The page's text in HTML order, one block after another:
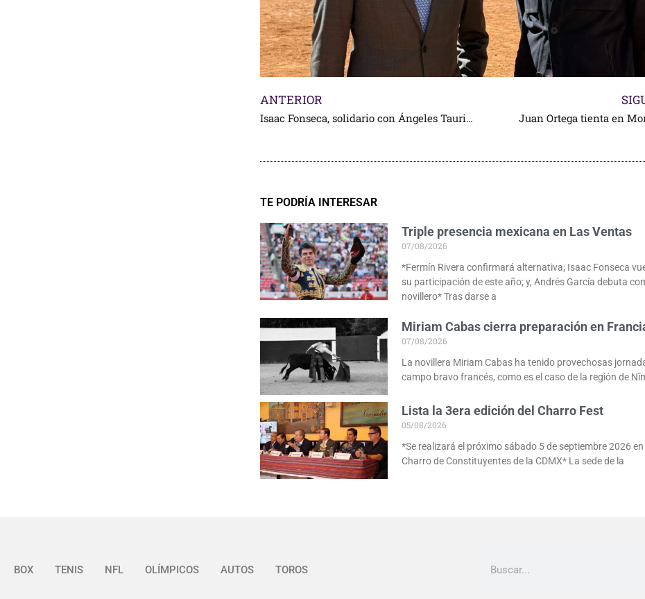
ANTERIOR
Isaac Fonseca, solidario con Ángeles Taurinos Juan Ortega tienta en
TE PODRÍA INTERESAR
Triple presencia mexicana en Las Ventas
07/08/2026
*Fermín Rivera confirmará alternativa; Isaac Fonseca
su participación de este año; y, Andrés García debuta
novillero* Tras darse a
Miriam Cabas cierra preparación en
07/08/2026
La novillera Miriam Cabas ha tenido provechosas
campo bravo francés, como es el caso de la región de
Lista la 3era edición del Charro Fest
05/08/2026
*Se realizará el próximo sábado 5 de septiembre 2026
Charro de Constituyentes de la CDMX* La sede de la
BOX TENIS NFL OLÍMPICOS AUTOS TOROS